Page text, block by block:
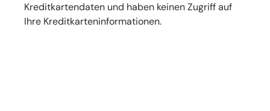
Kreditkartendaten und haben keinen Zugriff auf
Ihre Kreditkarteninformationen.